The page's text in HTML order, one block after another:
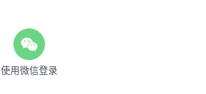
使用微信登录